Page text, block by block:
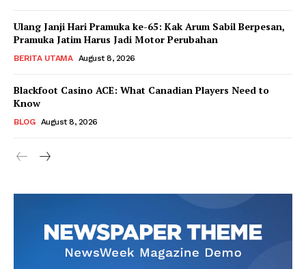
Ulang Janji Hari Pramuka ke-65: Kak Arum Sabil Berpesan,
Pramuka Jatim Harus Jadi Motor Perubahan
BERITA UTAMA August 8, 2026
Blackfoot Casino ACE: What Canadian Players Need to
Know
BLOG August 8, 2026